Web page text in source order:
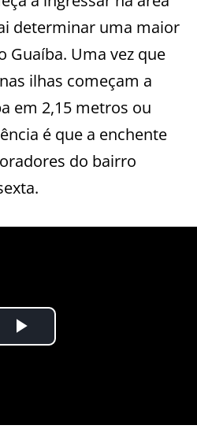
determinar uma maior
Guaíba. Uma vez que
ilhas começam a
em 2,15 metros ou
é que a enchente
do bairro